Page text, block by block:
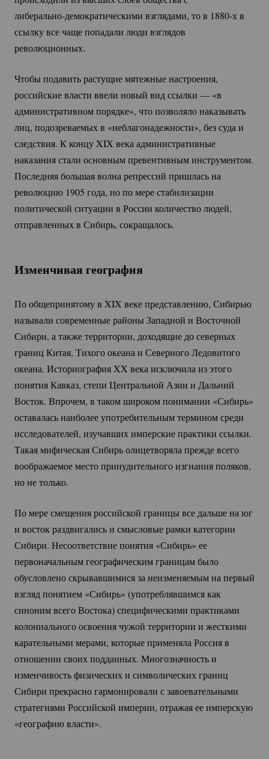
либерально-демократическими взглядами, то в 1880-х в
ссылку все чаще попадали люди взглядов
революционных.
Чтобы подавить растущие мятежные настроения,
российские власти ввели новый вид ссылки — «в
административном порядке», что позволяло наказывать
лиц, подозреваемых в «неблагонадежности», без суда и
следствия. К концу XIX века административные
наказания стали основным превентивным инструментом.
Последняя большая волна репрессий пришлась на
революцию 1905 года, но по мере стабилизации
политической ситуации в России количество людей,
отправленных в Сибирь, сокращалось.
Изменчивая география
По общепринятому в XIX веке представлению, Сибирью
называли современные районы Западной и Восточной
Сибири, а также территории, доходящие до северных
границ Китая, Тихого океана и Северного Ледовитого
океана. Историография XX века исключила из этого
понятия Кавказ, степи Центральной Азии и Дальний
Восток. Впрочем, в таком широком понимании «Сибирь»
оставалась наиболее употребительным термином среди
исследователей, изучавших имперские практики ссылки.
Такая мифическая Сибирь олицетворяла прежде всего
воображаемое место принудительного изгнания поляков,
но не только.
По мере смещения российской границы все дальше на юг
и восток раздвигались и смысловые рамки категории
Сибири. Несоответствие понятия «Сибирь» ее
первоначальным географическим границам было
обусловлено скрывавшимися за неизменяемым на первый
взгляд понятием «Сибирь» (употреблявшимся как
синоним всего Востока) специфическими практиками
колониального освоения чужой территории и жесткими
карательными мерами, которые применяла Россия в
отношении своих подданных. Многозначность и
изменчивость физических и символических границ
Сибири прекрасно гармонировали с завоевательными
стратегиями Российской империи, отражая ее имперскую
«географию власти».